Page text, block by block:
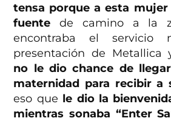
tensa porque a esta
fuente de camino a la
encontraba el servicio
presentación de Metallica
no le dio chance de
maternidad para recibir a
eso que le dio la
mientras sonaba “Enter